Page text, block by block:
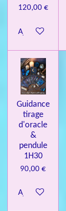
120,00 €
Ajouter au
Guidance
tirage
d'oracle
&
pendule
1H30
90,00 €
Ajouter au